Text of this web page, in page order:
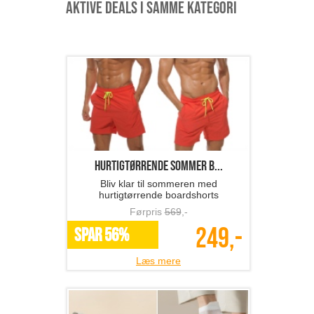
Aktive deals i samme kategori
hurtigtørrende sommer b...
Bliv klar til sommeren med
hurtigtørrende boardshorts
Førpris569,-
SPAR 56% 249,-
Læs mere